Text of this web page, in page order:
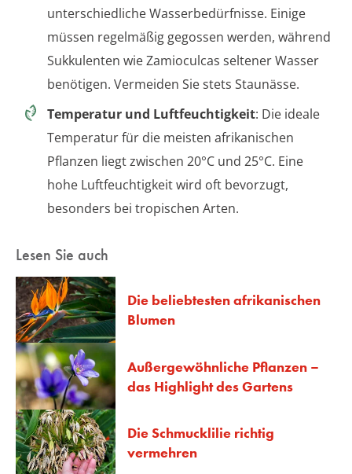
unterschiedliche Wasserbedürfnisse. Einige
müssen regelmäßig gegossen werden, während
Sukkulenten wie Zamioculcas seltener Wasser
benötigen. Vermeiden Sie stets Staunässe.
Temperatur und Luftfeuchtigkeit: Die ideale
Temperatur für die meisten afrikanischen
Pflanzen liegt zwischen 20°C und 25°C. Eine
hohe Luftfeuchtigkeit wird oft bevorzugt,
besonders bei tropischen Arten.
Lesen Sie auch
Die beliebtesten afrikanischen
Blumen
Außergewöhnliche Pflanzen –
das Highlight des Gartens
Die Schmucklilie richtig
vermehren